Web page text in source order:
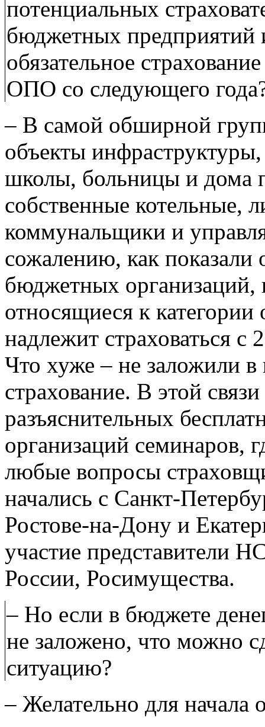
потенциальных
бюджетных предприятий
обязательное
ОПО со следующего
– В самой обширной
объекты
школы, больницы и дома
собственные котельные,
коммунальщики и
сожалению, как
бюджетных
относящиеся к
надлежит страховаться с
Что хуже – не заложили
страхование. В этой
разъяснительных
организаций семинаров,
любые вопросы
начались с Санкт-
Ростове-на-Дону и
участие представители
России, Росимущества.
– Но если в бюджете
не заложено, что можно
ситуацию?
– Желательно для начала